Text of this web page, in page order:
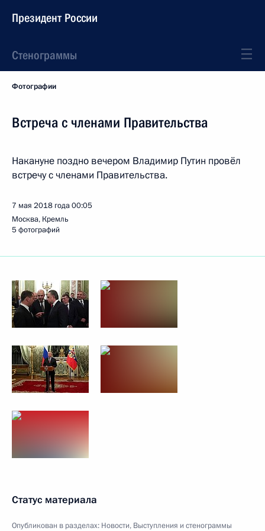
Президент России
Стенограммы
Фотографии
Встреча с членами Правительства
Накануне поздно вечером Владимир Путин провёл
встречу с членами Правительства.
7 мая 2018 года00:05
Москва, Кремль
5 фотографий
Статус материала
Опубликован в разделах: Новости, Выступления и стенограммы